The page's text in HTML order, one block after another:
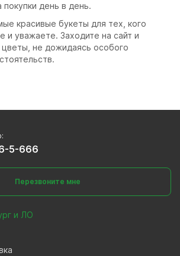
покупки день в день.
красивые букеты для тех, кого
и уважаете. Заходите на сайт и
не дожидаясь особого
5-666
Перезвоните мне
и ЛО